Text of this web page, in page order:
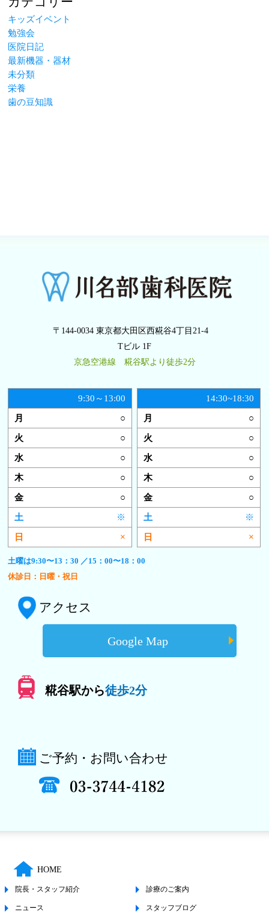
キッズイベント
勉強会
医院日記
最新機器・器材
未分類
栄養
歯の豆知識
〒144-0034 東京都大田区西糀谷4丁目21-4
Tビル 1F
京急空港線 糀谷駅より徒歩2分
9:30～13:00
○
○
○
○
○
※
×
14:30~18:30
○
○
○
○
○
※
×
土曜は9:30〜13：30 ／15：00〜18：00
休診日：日曜・祝日
アクセス
Google Map
糀谷駅から徒歩2分
ご予約・お問い合わせ
HOME
院長・スタッフ紹介 診療のご案内
ニュース スタッフブログ